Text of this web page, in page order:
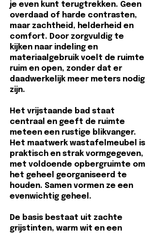
je even kunt terugtrekken. Geen
overdaad of harde contrasten,
maar zachtheid, helderheid en
comfort. Door zorgvuldig te
kijken naar indeling en
materiaalgebruik voelt de ruimte
ruim en open, zonder dat er
daadwerkelijk meer meters nodig
zijn.
Het vrijstaande bad staat
centraal en geeft de ruimte
meteen een rustige blikvanger.
Het maatwerk wastafelmeubel is
praktisch en strak vormgegeven,
met voldoende opbergruimte om
het geheel georganiseerd te
houden. Samen vormen ze een
evenwichtig geheel.
De basis bestaat uit zachte
grijstinten, warm wit en een